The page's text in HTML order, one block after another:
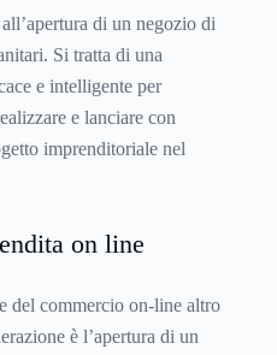
di un negozio di
Si tratta di una
e intelligente per
e lanciare con
imprenditoriale nel
on line
del commercio on-line altro
è l’apertura di un